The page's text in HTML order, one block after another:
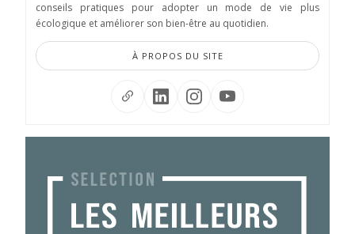
conseils pratiques pour adopter un mode de vie plus
écologique et améliorer son bien-être au quotidien.
À PROPOS DU SITE